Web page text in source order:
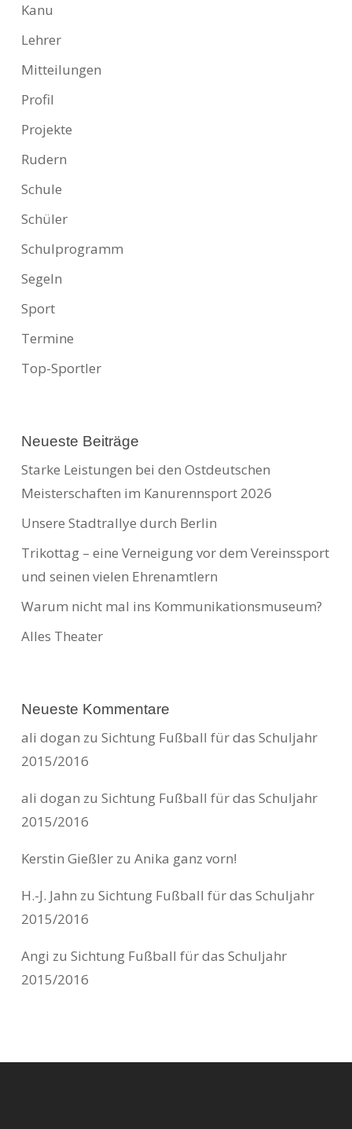
Kanu
Lehrer
Mitteilungen
Profil
Projekte
Rudern
Schule
Schüler
Schulprogramm
Segeln
Sport
Termine
Top-Sportler
Neueste Beiträge
Starke Leistungen bei den Ostdeutschen
Meisterschaften im Kanurennsport 2026
Unsere Stadtrallye durch Berlin
Trikottag – eine Verneigung vor dem Vereinssport
und seinen vielen Ehrenamtlern
Warum nicht mal ins Kommunikationsmuseum?
Alles Theater
Neueste Kommentare
ali dogan zu Sichtung Fußball für das Schuljahr
2015/2016
ali dogan zu Sichtung Fußball für das Schuljahr
2015/2016
Kerstin Gießlerzu Anika ganz vorn!
H.-J. Jahn zu Sichtung Fußball für das Schuljahr
2015/2016
Angi zu Sichtung Fußball für das Schuljahr
2015/2016